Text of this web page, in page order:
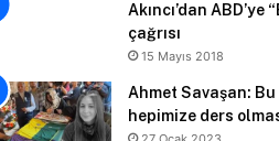
Akıncı’dan ABD’ye
çağrısı
15 Mayıs 2018
Ahmet Savaşan:
hepimize ders